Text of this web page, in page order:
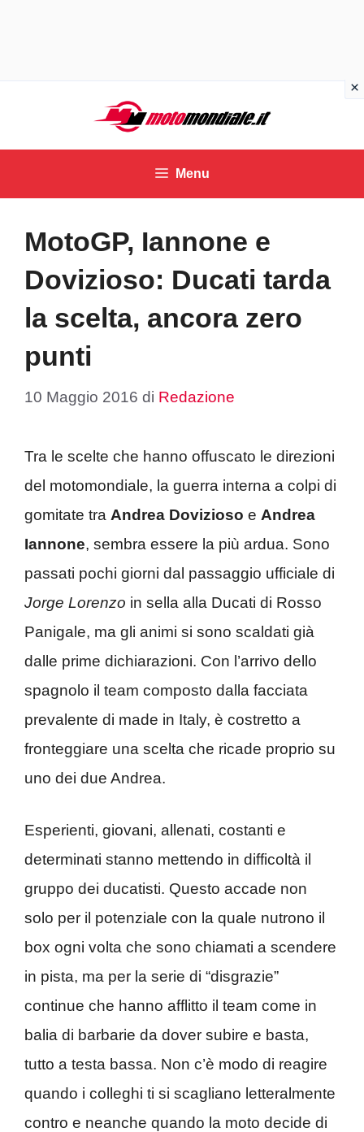
contenuto
Menu
MotoGP, Iannone e
Dovizioso: Ducati tarda
la scelta, ancora zero
punti
10 Maggio 2016 di Redazione
Tra le scelte che hanno offuscato le direzioni
del motomondiale, la guerra interna a colpi di
gomitate tra Andrea Dovizioso e Andrea
Iannone, sembra essere la più ardua. Sono
passati pochi giorni dal passaggio ufficiale di
Jorge Lorenzo in sella alla Ducati di Rosso
Panigale, ma gli animi si sono scaldati già
dalle prime dichiarazioni. Con l’arrivo dello
spagnolo il team composto dalla facciata
prevalente di made in Italy, è costretto a
fronteggiare una scelta che ricade proprio su
uno dei due Andrea.
Esperienti, giovani, allenati, costanti e
determinati stanno mettendo in difficoltà il
gruppo dei ducatisti. Questo accade non
solo per il potenziale con la quale nutrono il
box ogni volta che sono chiamati a scendere
in pista, ma per la serie di “disgrazie”
continue che hanno afflitto il team come in
balia di barbarie da dover subire e basta,
tutto a testa bassa. Non c’è modo di reagire
quando i colleghi ti si scagliano letteralmente
contro e neanche quando la moto decide di